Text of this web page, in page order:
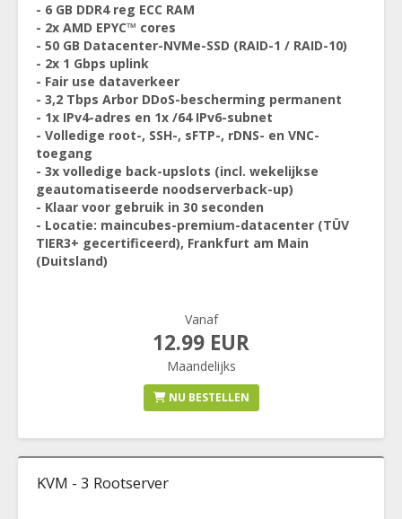
- 6 GB DDR4 reg ECC RAM
- 2x AMD EPYC™ cores
- 50 GB Datacenter-NVMe-SSD (RAID-1 / RAID-10)
- 2x 1 Gbps uplink
- Fair use dataverkeer
- 3,2 Tbps Arbor DDoS-bescherming permanent
- 1x IPv4-adres en 1x /64 IPv6-subnet
- Volledige root-, SSH-, sFTP-, rDNS- en VNC-
toegang
- 3x volledige back-upslots (incl. wekelijkse
geautomatiseerde noodserverback-up)
- Klaar voor gebruik in 30 seconden
- Locatie: maincubes-premium-datacenter (TÜV
TIER3+ gecertificeerd), Frankfurt am Main
(Duitsland)
Vanaf
12.99 EUR
Maandelijks
NU BESTELLEN
KVM - 3 Rootserver